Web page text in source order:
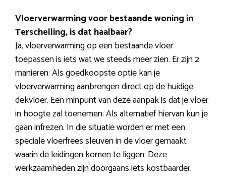
Vloerverwarming voor bestaande woning in
Terschelling, is dat haalbaar?
Ja, vloerverwarming op een bestaande vloer
toepassen is iets wat we steeds meer zien. Er zijn 2
manieren: Als goedkoopste optie kan je
vloerverwarming aanbrengen direct op de huidige
dekvloer. Een minpunt van deze aanpak is dat je vloer
in hoogte zal toenemen. Als alternatief hiervan kun je
gaan infrezen. In die situatie worden er met een
speciale vloerfrees sleuven in de vloer gemaakt
waarin de leidingen komen te liggen. Deze
werkzaamheden zijn doorgaans iets kostbaarder.